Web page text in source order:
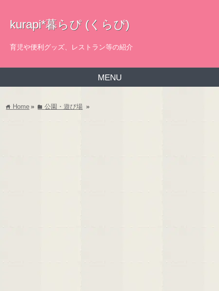
kurapi*暮らぴ (くらぴ)
育児や便利グッズ、レストラン等の紹介
MENU
home Home » folder公園・遊び場 »